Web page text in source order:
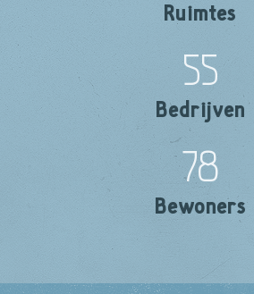
Ruimtes
55
Bedrijven
78
Bewoners